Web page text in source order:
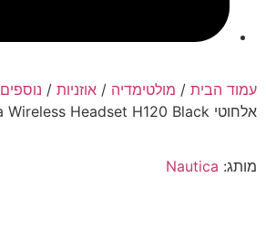
עמוד הבית / מולטימדיה / אוזניות / נוספים
אלחוטי Nautica Wireless Headset H120 Black
מותג: Nautica